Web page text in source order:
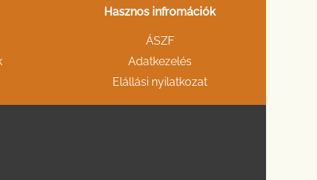
Hasznos infromációk
ÁSZF
Adatkezelés
Elállási nyilatkozat